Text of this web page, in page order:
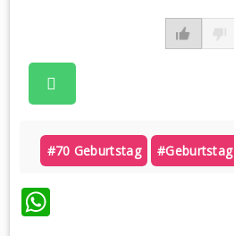
#70 Geburtstag #geburtstag
WhatsApp